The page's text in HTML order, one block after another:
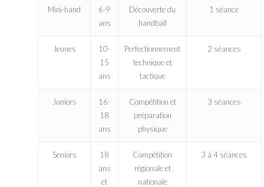
Mini-hand
6-9
ans
Découverte du
handball
1 séance
Jeunes
10-
15
ans
Perfectionnement
technique et
tactique
2 séances
Juniors
16-
18
ans
Compétition et
préparation
physique
3 séances
Seniors
18
ans
et
Compétition
régionale et
nationale
3 à 4 séances